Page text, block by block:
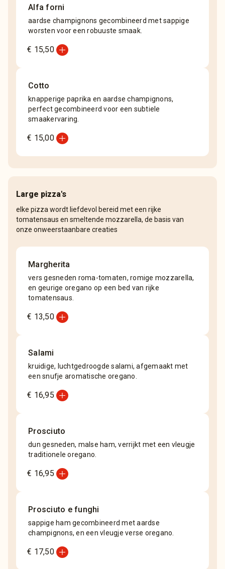
Alfa forni
aardse champignons gecombineerd met sappige
worsten voor een robuuste smaak.
€ 15,50add_circle
Cotto
knapperige paprika en aardse champignons,
perfect gecombineerd voor een subtiele
smaakervaring.
€ 15,00add_circle
Large pizza's
elke pizza wordt liefdevol bereid met een rijke
tomatensaus en smeltende mozzarella, de basis van
onze onweerstaanbare creaties
Margherita
vers gesneden roma-tomaten, romige mozzarella,
en geurige oregano op een bed van rijke
tomatensaus.
€ 13,50add_circle
Salami
kruidige, luchtgedroogde salami, afgemaakt met
een snufje aromatische oregano.
€ 16,95 add_circle
Prosciuto
dun gesneden, malse ham, verrijkt met een vleugje
traditionele oregano.
€ 16,95 add_circle
Prosciuto e funghi
sappige ham gecombineerd met aardse
champignons, en een vleugje verse oregano.
€ 17,50add_circle